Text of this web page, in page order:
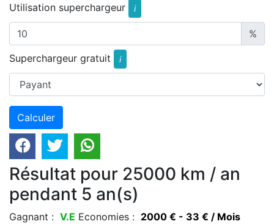
Utilisation superchargeur i
%
Superchargeur gratuit
i
Résultat pour 25000 km / an
pendant 5 an(s)
Gagnant : V.E Economies : 2000 € - 33 € / Mois